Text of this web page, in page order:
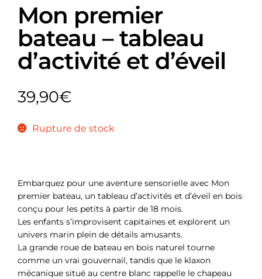
Mon premier
bateau – tableau
d’activité et d’éveil
39,90€
Rupture de stock
Embarquez pour une aventure sensorielle avec Mon
premier bateau, un tableau d’activités et d’éveil en bois
conçu pour les petits à partir de 18 mois.
Les enfants s’improvisent capitaines et explorent un
univers marin plein de détails amusants.
La grande roue de bateau en bois naturel tourne
comme un vrai gouvernail, tandis que le klaxon
mécanique situé au centre blanc rappelle le chapeau